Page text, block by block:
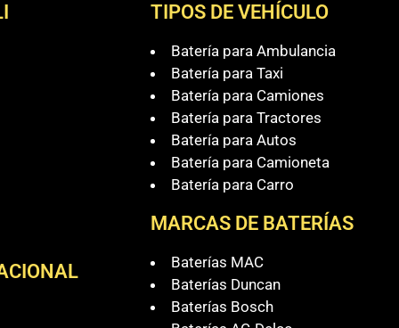
TIPOS DE VEHÍCULO
Batería para Ambulancia
Batería para Taxi
Batería para Camiones
Batería para Tractores
Batería para Autos
Batería para Camioneta
Batería para Carro
MARCAS DE BATERÍAS
Baterías MAC
Baterías Duncan
Baterías Bosch